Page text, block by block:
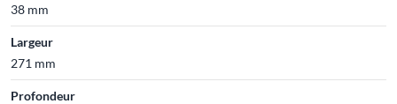
38 mm
Largeur
271 mm
Profondeur